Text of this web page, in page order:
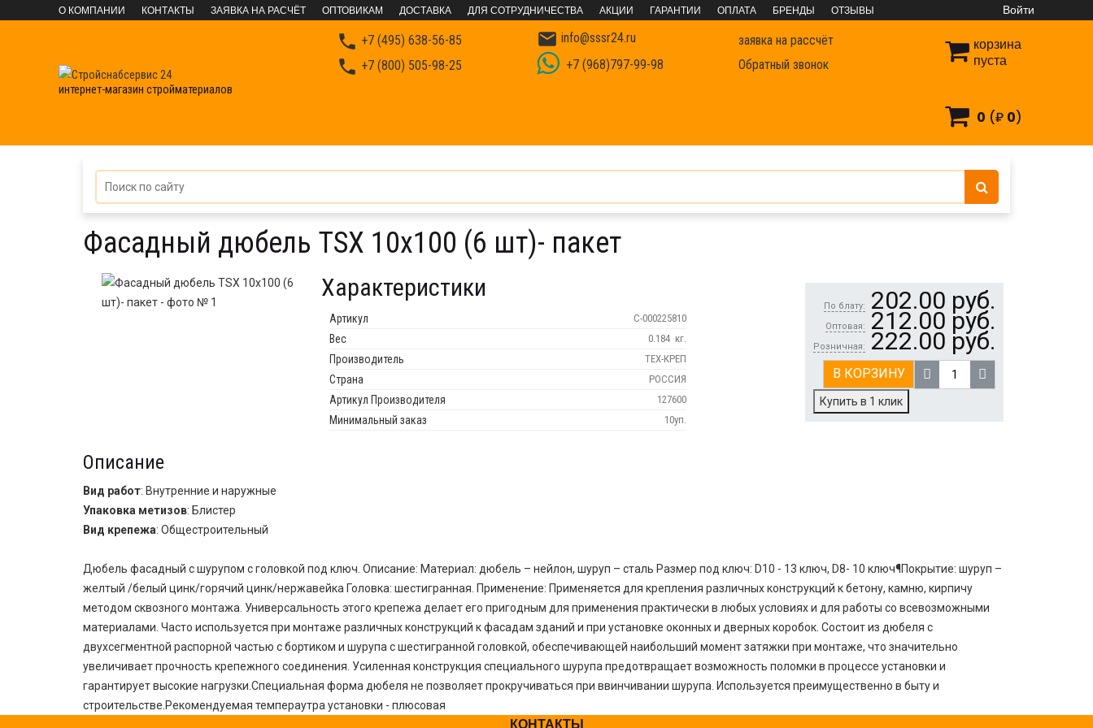
О КОМПАНИИ КОНТАКТЫ ЗАЯВКА НА РАСЧЁТ ОПТОВИКАМ ДОСТАВКА ДЛЯ СОТРУДНИЧЕСТВА АКЦИИ ГАРАНТИИ ОПЛАТА БРЕНДЫ ОТЗЫВЫ Войти
интернет-магазин стройматериалов
корзина
пуста
0 (₽ 0)
 +7 (495) 638-56-85
 +7 (800) 505-98-25
 info@sssr24.ru
+7 (968)797-99-98
заявка на рассчёт
Обратный звонок
Фасадный дюбель TSX 10х100 (6 шт)- пакет
Фасадный дюбель TSX 10х100 (6 шт)- пакет
Характеристики
Артикул С-000225810
Вес кг.
0.184
Производитель ТЕХ-КРЕП
Страна РОССИЯ
Артикул Производителя 127600
Минимальный заказ 10уп.
По блату: 202.00 руб.
Оптовая: 212.00 руб.
Розничная: 222.00 руб.
В КОРЗИНУ
Купить в 1 клик
Описание
Вид работ: Внутренние и наружные
Упаковка метизов: Блистер
Вид крепежа: Общестроительный
Дюбель фасадный с шурупом с головкой под ключ. Описание: Материал: дюбель – нейлон, шуруп – сталь Размер под ключ: D10 - 13 ключ, D8- 10 ключ¶Покрытие: шуруп –
желтый /белый цинк/горячий цинк/нержавейка Головка: шестигранная. Применение: Применяется для крепления различных конструкций к бетону, камню, кирпичу
методом сквозного монтажа. Универсальность этого крепежа делает его пригодным для применения практически в любых условиях и для работы со всевозможными
материалами. Часто используется при монтаже различных конструкций к фасадам зданий и при установке оконных и дверных коробок. Состоит из дюбеля с
двухсегментной распорной частью с бортиком и шурупа с шестигранной головкой, обеспечивающей наибольший момент затяжки при монтаже, что значительно
увеличивает прочность крепежного соединения. Усиленная конструкция специального шурупа предотвращает возможность поломки в процессе установки и
гарантирует высокие нагрузки.Специальная форма дюбеля не позволяет прокручиваться при ввинчивании шурупа. Используется преимущественно в быту и
строительстве.Рекомендуемая темпераутра установки - плюсовая